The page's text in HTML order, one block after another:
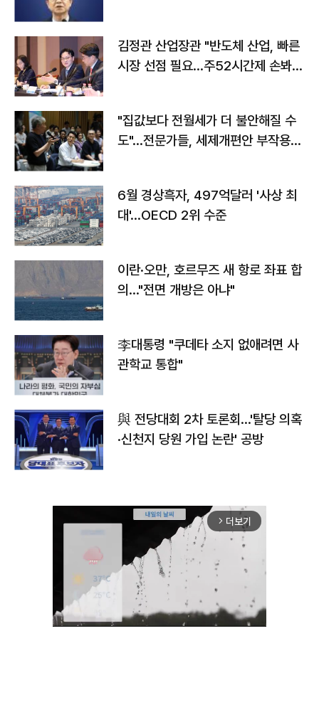
김정관 산업장관 "반도체 산업, 빠른
시장 선점 필요…주52시간제 손봐
"집값보다 전월세가 더 불안해질 수
도"…전문가들, 세제개편안 부작용
6월 경상흑자, 497억달러 '사상 최
대'…OECD 2위 수준
이란·오만, 호르무즈 새 항로 좌표 합
의…"전면 개방은 아냐"
李대통령 "쿠데타 소지 없애려면 사
관학교 통합"
與 전당대회 2차 토론회…'탈당 의혹
·신천지 당원 가입 논란' 공방
arrow_forward_ios 더보기